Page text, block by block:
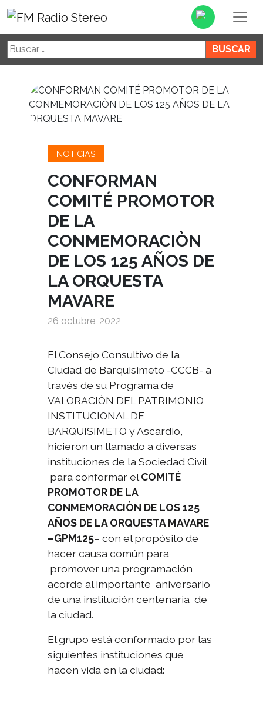
Buscar:
NOTICIAS
CONFORMAN
COMITÉ PROMOTOR
DE LA
CONMEMORACIÒN
DE LOS 125 AÑOS DE
LA ORQUESTA
MAVARE
26 octubre, 2022
El Consejo Consultivo de la
Ciudad de Barquisimeto -CCCB- a
través de su Programa de
VALORACIÒN DEL PATRIMONIO
INSTITUCIONAL DE
BARQUISIMETO y Ascardio,
hicieron un llamado a diversas
instituciones de la Sociedad Civil
para conformar elCOMITÉ
PROMOTOR DE LA
CONMEMORACIÒN DE LOS 125
AÑOS DE LA ORQUESTA MAVARE
–GPM125– con el propósito de
hacer causa común para
promover una programación
acorde al importante aniversario
de una institución centenaria de
la ciudad.
El grupo está conformado por las
siguientes instituciones que
hacen vida en la ciudad: